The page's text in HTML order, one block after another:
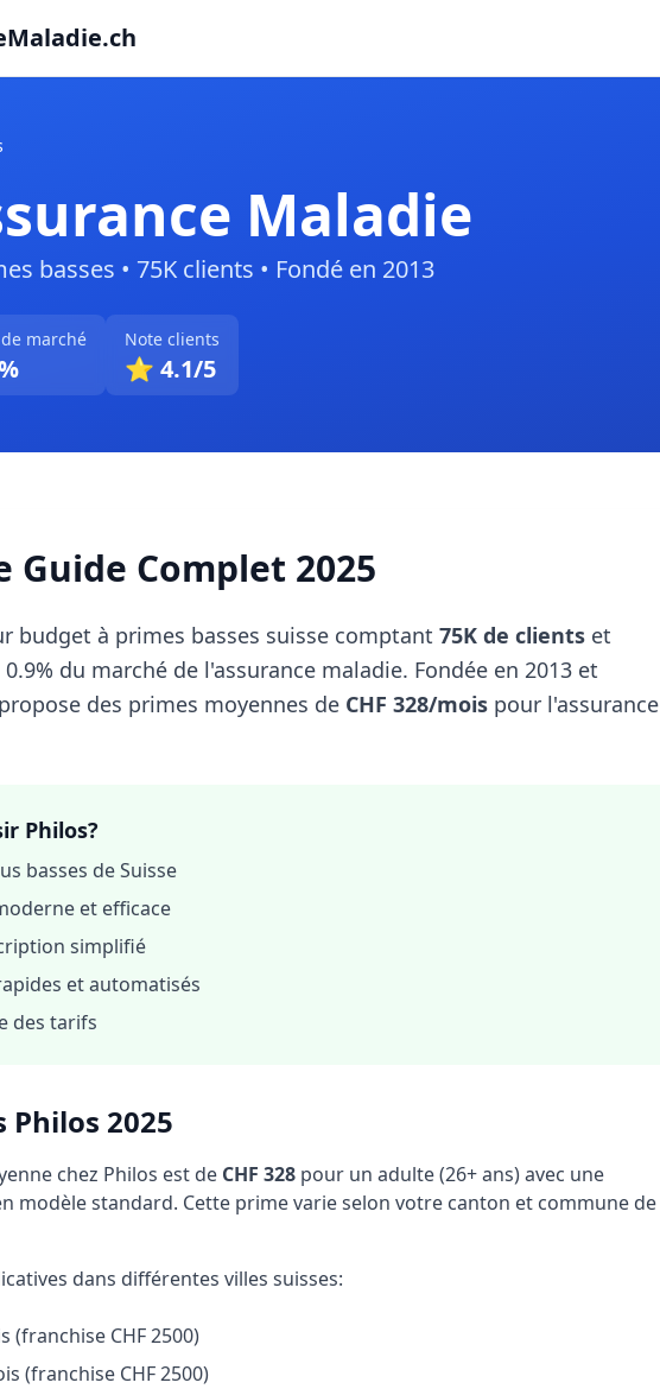
Maladie
basses • 75K clients • Fondé en 2013
marché Note clients
⭐ 4.1/5
Guide Complet 2025
budget à primes basses suisse comptant 75K de clients et
du marché de l'assurance maladie. Fondée en 2013 et
des primes moyennes de CHF 328/mois pour l'assurance
Philos?
basses de Suisse
et efficace
simplifié
et automatisés
des tarifs
Philos 2025
chez Philos est de CHF 328 pour un adulte (26+ ans) avec une
modèle standard. Cette prime varie selon votre canton et commune de
dans différentes villes suisses:
(franchise CHF 2500)
(franchise CHF 2500)